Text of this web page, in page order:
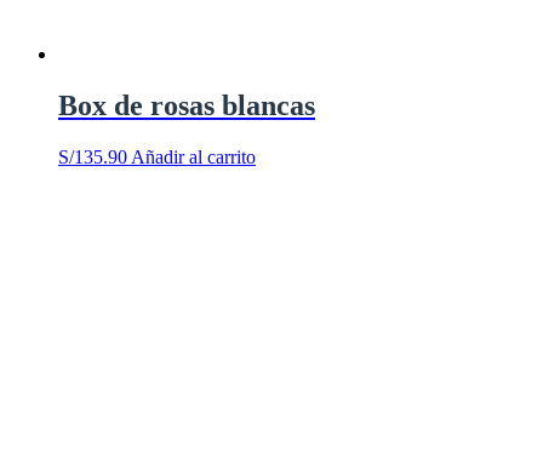
Box de rosas blancas
S/135.90 Añadir al carrito